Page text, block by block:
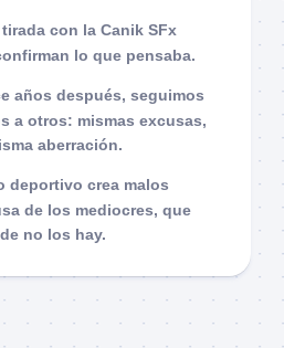
tirada con la Canik SFx
lo que pensaba.
años después, seguimos
a otros: mismas excusas,
aberración.
deportivo crea malos
de los mediocres, que
no los hay.